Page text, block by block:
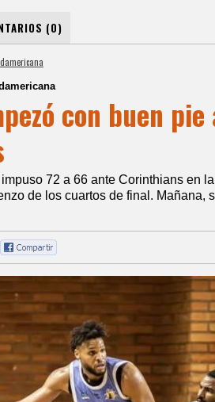
(0)
con buen
72 a 66 ante Corinthians en
de los cuartos de final. Mañana,